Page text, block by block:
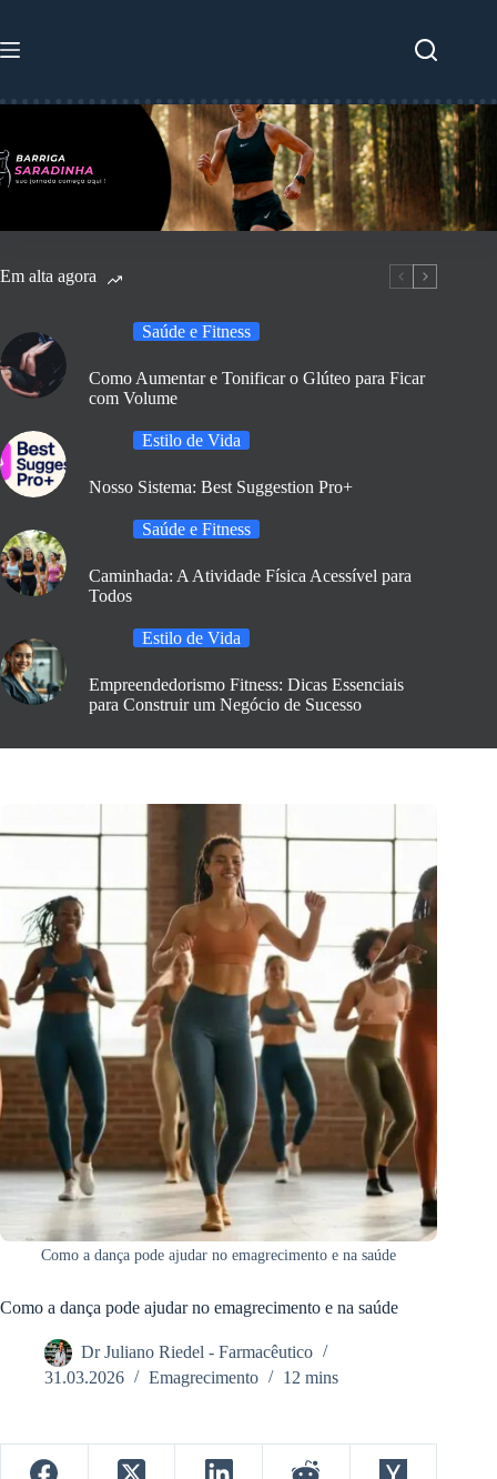
o
Em alta agora
Saúde e Fitness
Como Aumentar e Tonificar o Glúteo para Ficar
com Volume
Estilo de Vida
Nosso Sistema: Best Suggestion Pro+
Saúde e Fitness
Caminhada: A Atividade Física Acessível para
Todos
Estilo de Vida
Empreendedorismo Fitness: Dicas Essenciais
para Construir um Negócio de Sucesso
Como a dança pode ajudar no emagrecimento e na saúde
Como a dança pode ajudar no emagrecimento e na saúde
Dr Juliano Riedel - Farmacêutico
31.03.2026
Emagrecimento 12 mins